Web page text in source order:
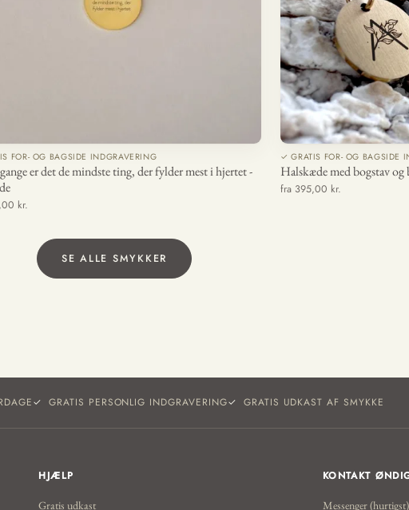
FOR- OG BAGSIDE INDGRAVERING
er det de mindste ting, der fylder mest i hjertet -
kr.
✓ GRATIS FOR- OG BAGSIDE
Halskæde med bogstav
fra 395,00 kr.
SE ALLE SMYKKER
GRATIS PERSONLIG INDGRAVERING GRATIS UDKAST AF SMYKKE
HJÆLP
Gratis udkast
KONTAKT
Messenger (hurtigst)